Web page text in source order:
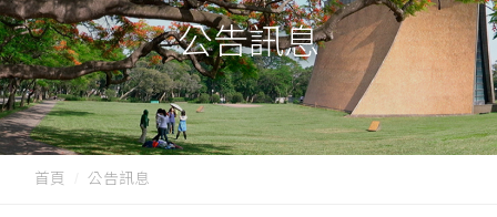
公告訊息
首頁 公告訊息